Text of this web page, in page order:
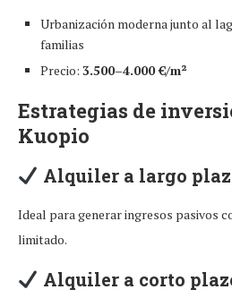
Urbanización moderna junto al
familias
Precio: 3.500–4.000 €/m²
Estrategias de
Kuopio
Alquiler a largo
Ideal para generar ingresos pasivos
limitado.
Alquiler a corto